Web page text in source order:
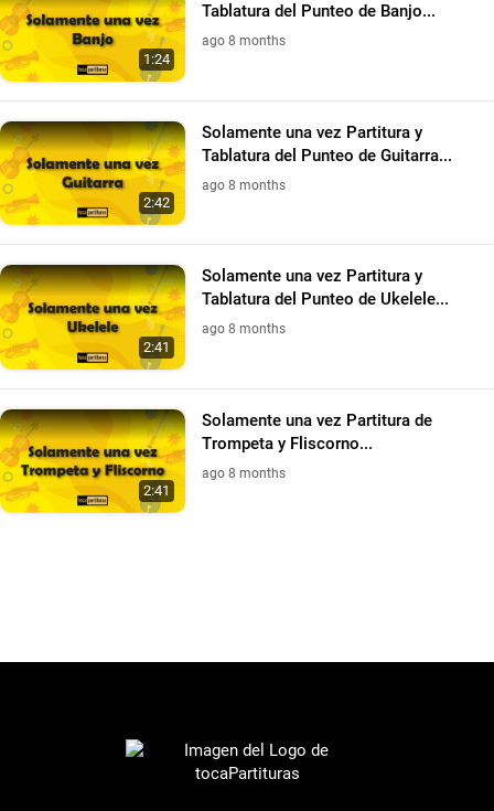
1:24
Tablatura del Punteo de Banjo...
ago 8 months
2:42
Solamente una vez Partitura y
Tablatura del Punteo de Guitarra...
ago 8 months
2:41
Solamente una vez Partitura y
Tablatura del Punteo de Ukelele...
ago 8 months
2:41
Solamente una vez Partitura de
Trompeta y Fliscorno...
ago 8 months